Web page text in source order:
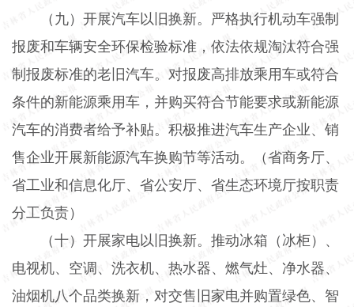
（九）开展汽车以旧换新。 严格执行机动车强制
报废和车辆安全环保检验标准，依法依规淘汰符合强
制报废标准的老旧汽车。对报废高排放乘用车或符合
条件的新能源乘用车，并购买符合节能要求或新能源
汽车的消费者给予补贴。积极推进汽车生产企业、销
售企业开展新能源汽车换购节等活动。（省商务厅、
省工业和信息化厅、省公安厅、省生态环境厅按职责
分工负责）
（十）开展家电以旧换新。 推动冰箱（冰柜）、
电视机、空调、洗衣机、热水器、燃气灶、净水器、
油烟机八个品类换新，对交售旧家电并购置绿色、智